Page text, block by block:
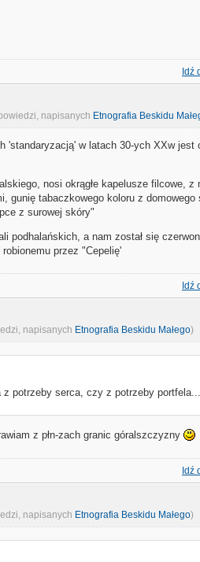
Idź
napisanych Etnografia Beskidu
w latach 30-ych XXw jest
nosi okrągłe kapelusze filcowe, z
gunię tabaczkowego koloru z
z surowej skóry"
podhalańskich, a nam został się
przez "Cepelię'
Idź
napisanych Etnografia Beskidu Małego)
potrzeby serca, czy z potrzeby portfela...
z płn-zach granic góralszczyzny
Idź
napisanych Etnografia Beskidu Małego)